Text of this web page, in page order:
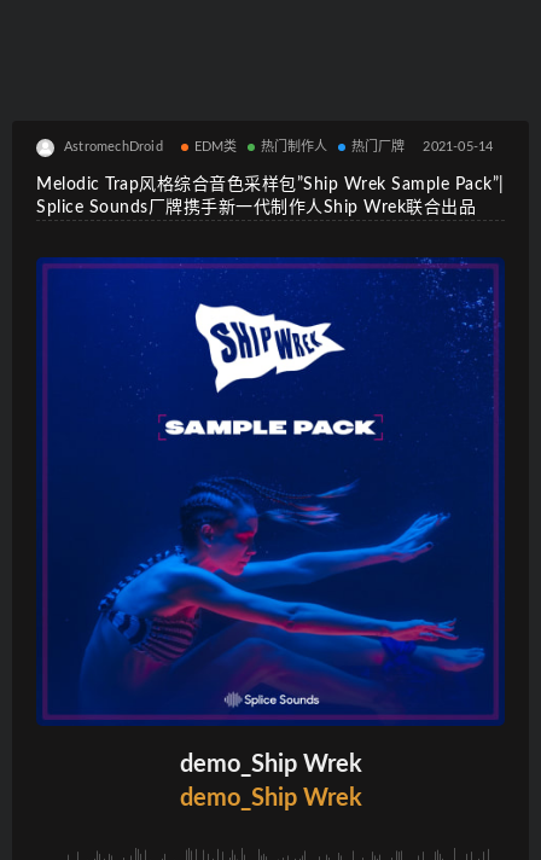
AstromechDroid EDM类 热门制作人 热门厂牌 2021-05-14
Melodic Trap风格综合音色采样包”Ship Wrek Sample Pack”|
Splice Sounds厂牌携手新一代制作人Ship Wrek联合出品
demo_Ship Wrek
demo_Ship Wrek